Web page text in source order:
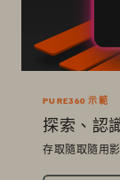
PURE360 示範
探索、認
存取隨取隨用